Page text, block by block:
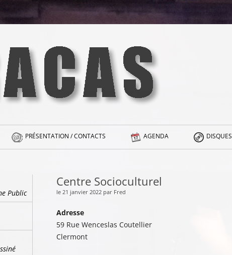
PRÉSENTATION / CONTACTS AGENDA DISQUES
Centre Socioculturel
le 21 janvier 2022 par Fred
Adresse
59 Rue Wenceslas Coutellier
Clermont
Public